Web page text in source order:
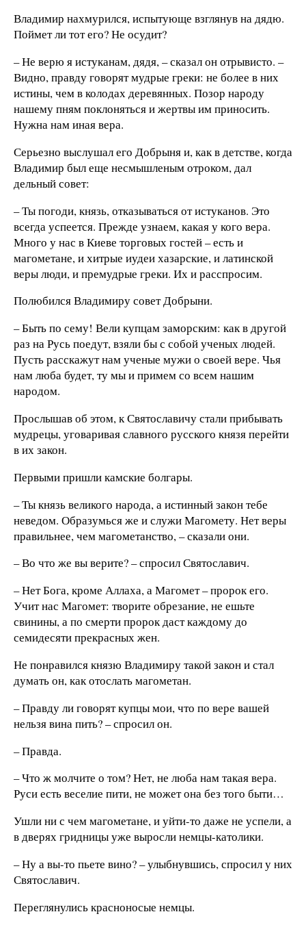
Владимир нахмурился, испытующе взглянув на дядю.
Поймет ли тот его? Не осудит?
– Не верю я истуканам, дядя, – сказал он отрывисто. –
Видно, правду говорят мудрые греки: не более в них
истины, чем в колодах деревянных. Позор народу
нашему пням поклоняться и жертвы им приносить.
Нужна нам иная вера.
Серьезно выслушал его Добрыня и, как в детстве, когда
Владимир был еще несмышленым отроком, дал
дельный совет:
– Ты погоди, князь, отказываться от истуканов. Это
всегда успеется. Прежде узнаем, какая у кого вера.
Много у нас в Киеве торговых гостей – есть и
магометане, и хитрые иудеи хазарские, и латинской
веры люди, и премудрые греки. Их и расспросим.
Полюбился Владимиру совет Добрыни.
– Быть по сему! Вели купцам заморским: как в другой
раз на Русь поедут, взяли бы с собой ученых людей.
Пусть расскажут нам ученые мужи о своей вере. Чья
нам люба будет, ту мы и примем со всем нашим
народом.
Прослышав об этом, к Святославичу стали прибывать
мудрецы, уговаривая славного русского князя перейти
в их закон.
Первыми пришли камские болгары.
– Ты князь великого народа, а истинный закон тебе
неведом. Образумься же и служи Магомету. Нет веры
правильнее, чем магометанство, – сказали они.
– Во что же вы верите? – спросил Святославич.
– Нет Бога, кроме Аллаха, а Магомет – пророк его.
Учит нас Магомет: творите обрезание, не ешьте
свинины, а по смерти пророк даст каждому до
семидесяти прекрасных жен.
Не понравился князю Владимиру такой закон и стал
думать он, как отослать магометан.
– Правду ли говорят купцы мои, что по вере вашей
нельзя вина пить? – спросил он.
– Правда.
– Что ж молчите о том? Нет, не люба нам такая вера.
Руси есть веселие пити, не может она без того быти…
Ушли ни с чем магометане, и уйти-то даже не успели, а
в дверях гридницы уже выросли немцы-католики.
– Ну а вы-то пьете вино? – улыбнувшись, спросил у них
Святославич.
Переглянулись красноносые немцы.